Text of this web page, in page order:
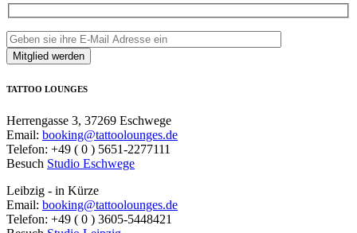
TATTOO LOUNGES
Herrengasse 3, 37269 Eschwege
Email: booking@tattoolounges.de
Telefon: +49 ( 0 ) 5651-2277111
Besuch Studio Eschwege
Leibzig - in Kürze
Email: booking@tattoolounges.de
Telefon: +49 ( 0 ) 3605-5448421